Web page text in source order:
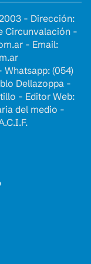
- Dirección:
Circunvalación -
- Email:
Whatsapp: (054)
Dellazoppa -
- Editor Web:
del medio -